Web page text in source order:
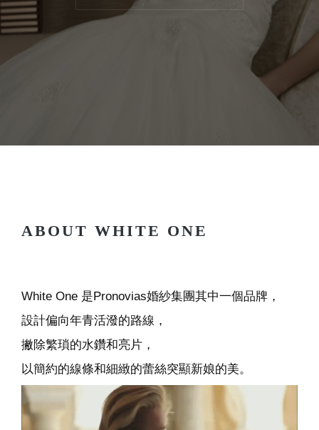
ABOUT WHITE ONE
White One 是Pronovias婚紗集團其中一個品牌，
設計偏向年青活潑的路線，
撇除繁瑣的水鑽和亮片，
以簡約的線條和細緻的蕾絲突顯新娘的美。